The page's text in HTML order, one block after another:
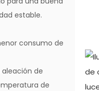
estable.
consumo de
aleación de
de